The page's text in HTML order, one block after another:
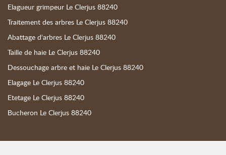
Elagueur grimpeur Le Clerjus 88240
Traitement des arbres Le Clerjus 88240
Abattage d'arbres Le Clerjus 88240
Taille de haie Le Clerjus 88240
Dessouchage arbre et haie Le Clerjus 88240
Elagage Le Clerjus 88240
Etetage Le Clerjus 88240
Bucheron Le Clerjus 88240